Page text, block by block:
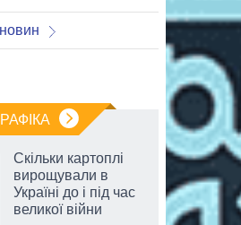
Скільки картоплі
вирощували в
Україні до і під час
великої війни